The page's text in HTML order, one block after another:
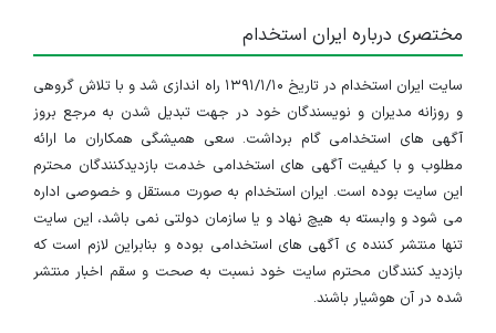
مختصری درباره ایران استخدام
سایت ایران استخدام در تاریخ ۱۳۹۱/۱/۱۰ راه اندازی شد و با تلاش گروهی
و روزانه مدیران و نویسندگان خود در جهت تبدیل شدن به مرجع بروز
آگهی های استخدامی گام برداشت. سعی همیشگی همکاران ما ارائه
مطلوب و با کیفیت آگهی های استخدامی خدمت بازدیدکنندگان محترم
این سایت بوده است. ایران استخدام به صورت مستقل و خصوصی اداره
می شود و وابسته به هیچ نهاد و یا سازمان دولتی نمی باشد، این سایت
تنها منتشر کننده ی آگهی های استخدامی بوده و بنابراین لازم است که
بازدید کنندگان محترم سایت خود نسبت به صحت و سقم اخبار منتشر
شده در آن هوشیار باشند.